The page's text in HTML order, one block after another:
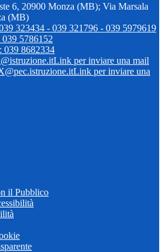
6, 20900 Monza (MB); Via Marsala
(MB)
323434 - 039 321796 - 039 5979619
5786152
039 8682334
Link per inviare una mail
Link per inviare una
il Pubblico